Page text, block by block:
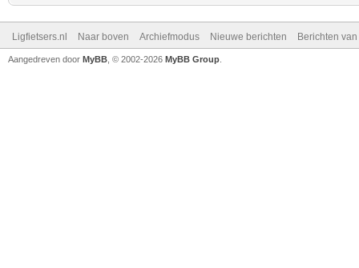
Ligfietsers.nl Naar boven Archiefmodus Nieuwe berichten Berichten
Aangedreven door MyBB , © 2002-2026 MyBB Group